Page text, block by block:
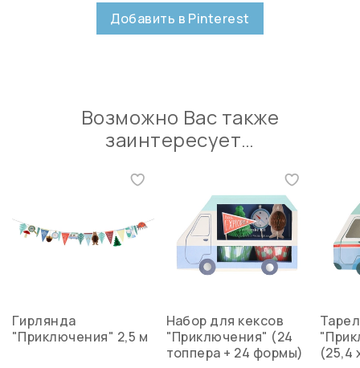
Добавить в Pinterest
Возможно Вас также
заинтересует…
Гирлянда
"Приключения" 2,5 м
Набор для кексов
"Приключения" (24
топпера + 24 формы)
(25,4